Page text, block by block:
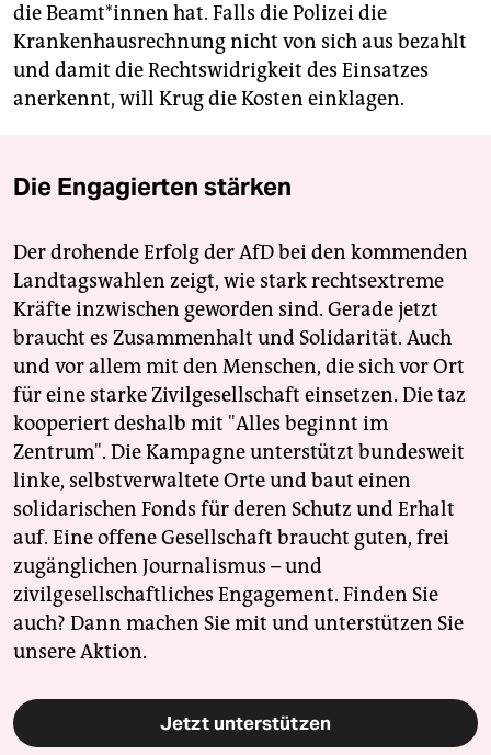
die Be­am­t*in­nen hat. Falls die Polizei die
Krankenhausrechnung nicht von sich aus bezahlt
und damit die Rechtswidrigkeit des Einsatzes
anerkennt, will Krug die Kosten einklagen.
Die Engagierten stärken
Der drohende Erfolg der AfD bei den kommenden
Landtagswahlen zeigt, wie stark rechtsextreme
Kräfte inzwischen geworden sind. Gerade jetzt
braucht es Zusammenhalt und Solidarität. Auch
und vor allem mit den Menschen, die sich vor Ort
für eine starke Zivilgesellschaft einsetzen. Die taz
kooperiert deshalb mit "Alles beginnt im
Zentrum". Die Kampagne unterstützt bundesweit
linke, selbstverwaltete Orte und baut einen
solidarischen Fonds für deren Schutz und Erhalt
auf. Eine offene Gesellschaft braucht guten, frei
zugänglichen Journalismus – und
zivilgesellschaftliches Engagement. Finden Sie
auch? Dann machen Sie mit und unterstützen Sie
unsere Aktion.
Jetzt unterstützen